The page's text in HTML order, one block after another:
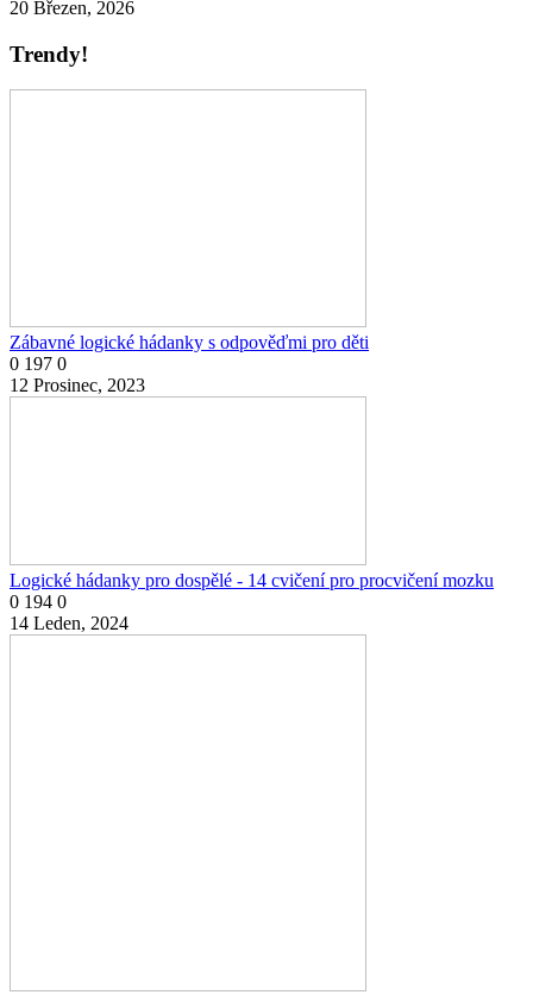
20 Březen, 2026
Trendy!
Zábavné logické hádanky s odpověďmi pro děti
0 197 0
12 Prosinec, 2023
Logické hádanky pro dospělé - 14 cvičení pro procvičení mozku
0 194 0
14 Leden, 2024